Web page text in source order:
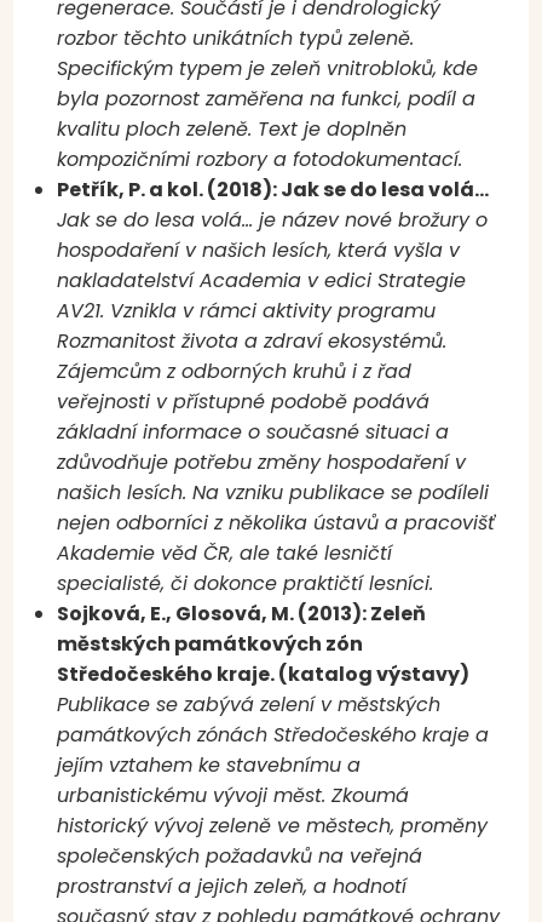
regenerace. Součástí je i dendrologický
rozbor těchto unikátních typů zeleně.
Specifickým typem je zeleň vnitrobloků, kde
byla pozornost zaměřena na funkci, podíl a
kvalitu ploch zeleně. Text je doplněn
kompozičními rozbory a fotodokumentací.
Petřík, P. a kol. (2018): Jak se do lesa volá…
Jak se do lesa volá… je název nové brožury o
hospodaření v našich lesích, která vyšla v
nakladatelství Academia v edici Strategie
AV21. Vznikla v rámci aktivity programu
Rozmanitost života a zdraví ekosystémů.
Zájemcům z odborných kruhů i z řad
veřejnosti v přístupné podobě podává
základní informace o současné situaci a
zdůvodňuje potřebu změny hospodaření v
našich lesích. Na vzniku publikace se podíleli
nejen odborníci z několika ústavů a pracovišť
Akademie věd ČR, ale také lesničtí
specialisté, či dokonce praktičtí lesníci.
Sojková, E., Glosová, M. (2013): Zeleň
městských památkových zón
Středočeského kraje. (katalog výstavy)
Publikace se zabývá zelení v městských
památkových zónách Středočeského kraje a
jejím vztahem ke stavebnímu a
urbanistickému vývoji měst. Zkoumá
historický vývoj zeleně ve městech, proměny
společenských požadavků na veřejná
prostranství a jejich zeleň, a hodnotí
současný stav z pohledu památkové ochrany